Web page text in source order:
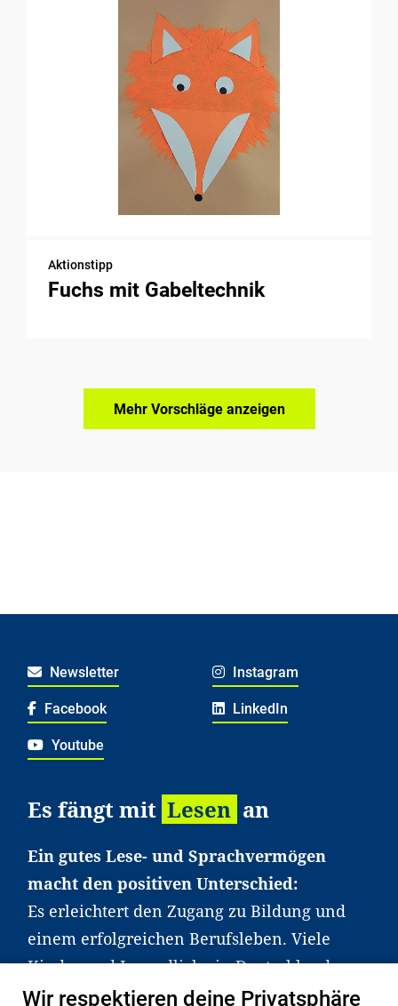
Aktionstipp
Fuchs mit Gabeltechnik
Mehr Vorschläge anzeigen
Newsletter Instagram
Facebook LinkedIn
Youtube
Es fängt mit Lesen an
Ein gutes Lese- und Sprachvermögen
macht den positiven Unterschied:
Es erleichtert den Zugang zu Bildung und
einem erfolgreichen Berufsleben. Viele
Kinder und Jugendliche in Deutschland
haben aber große Schwierigkeiten dabei.
Wir respektieren deine Privatsphäre